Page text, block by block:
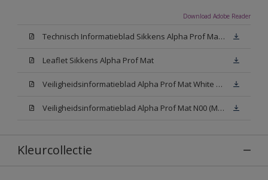
Download Adobe Reader
Technisch Informatieblad Sikkens Alpha Prof Mat(PDF)
Leaflet Sikkens Alpha Prof Mat
Veiligheidsinformatieblad Alpha Prof Mat White W05 (MSDS)
Veiligheidsinformatieblad Alpha Prof Mat N00 (MSDS)
Kleurcollectie